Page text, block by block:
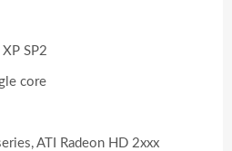
SP2
core
ATI Radeon HD 2xxx